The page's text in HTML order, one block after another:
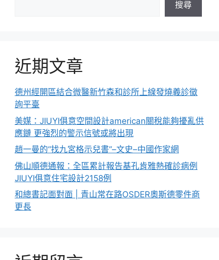
搜尋
近期文章
德州經開區結合微醫新竹森和診所上線發燒義診徵
詢平臺
美媒：JIUYI俱意空間設計american關稅能夠擾亂供
應鏈 更強烈的警示信號或將出現
趙一曼的“找九宮格示兒書”–文史–中國作家網
佛山順德通報：全區累計報告基孔肯雅熱確診病例
JIUYI俱意住宅設計2158例
和總書記面對面 | 青山常在路OSDER奧斯德零件商
更長